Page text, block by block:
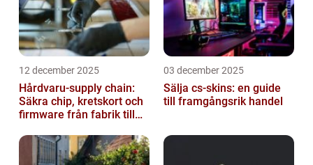
12 december 2025
Hårdvaru-supply chain:
Säkra chip, kretskort och
firmware från fabrik till
03 december 2025
Sälja cs-skins: en guide
till framgångsrik handel